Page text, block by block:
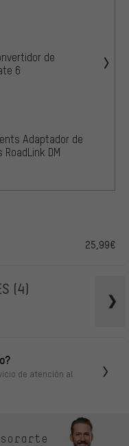
de
6
Adaptador de
DM
25,99€
(4)
de atención al